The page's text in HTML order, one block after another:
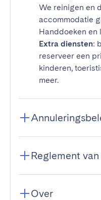
We reinigen en
accommodatie
Handdoeken en
Extra diensten:
reserveer een
kinderen,
meer.
Reglement
Over